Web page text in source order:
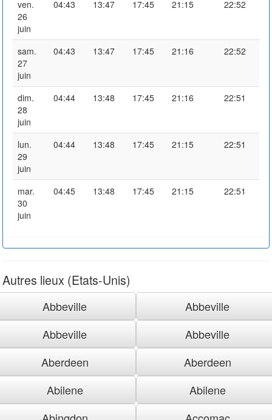
ven.
26
juin
04:43 13:47 17:45 21:15 22:52
sam.
27
juin
04:43 13:47 17:45 21:16 22:52
dim.
28
juin
04:44 13:48 17:45 21:16 22:51
lun.
29
juin
04:44 13:48 17:45 21:15 22:51
mar.
30
juin
04:45 13:48 17:45 21:15 22:51
Autres lieux (Etats-Unis)
Abbeville
Abbeville
Abbeville
Abbeville
Aberdeen
Aberdeen
Abilene
Abilene